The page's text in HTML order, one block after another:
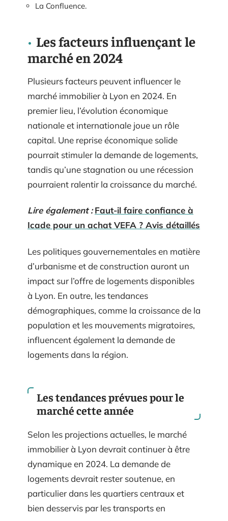
La Confluence.
Les facteurs influençant le
marché en 2024
Plusieurs facteurs peuvent influencer le
marché immobilier à Lyon en 2024. En
premier lieu, l’évolution économique
nationale et internationale joue un rôle
capital. Une reprise économique solide
pourrait stimuler la demande de logements,
tandis qu’une stagnation ou une récession
pourraient ralentir la croissance du marché.
Lire également : Faut-il faire confiance à
Icade pour un achat VEFA ? Avis détaillés
Les politiques gouvernementales en matière
d’urbanisme et de construction auront un
impact sur l’offre de logements disponibles
à Lyon. En outre, les tendances
démographiques, comme la croissance de la
population et les mouvements migratoires,
influencent également la demande de
logements dans la région.
Les tendances prévues pour le
marché cette année
Selon les projections actuelles, le marché
immobilier à Lyon devrait continuer à être
dynamique en 2024. La demande de
logements devrait rester soutenue, en
particulier dans les quartiers centraux et
bien desservis par les transports en